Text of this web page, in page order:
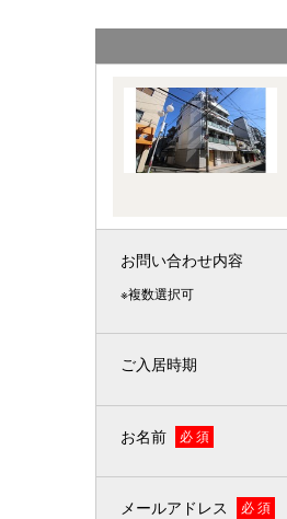
お問い合わせ内容
※複数選択可
ご入居時期
お名前 必 須
メールアドレス 必 須